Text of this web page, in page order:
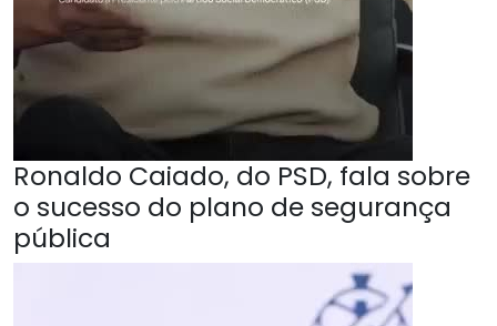
Ronaldo Caiado, do PSD, fala sobre
o sucesso do plano de segurança
pública